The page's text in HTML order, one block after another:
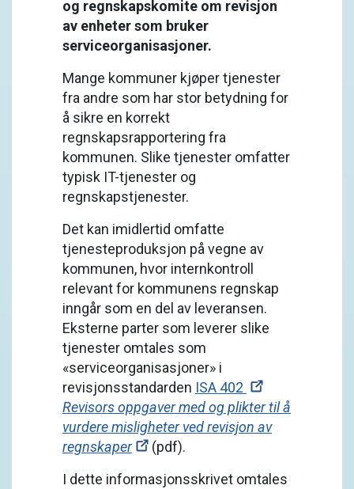
og regnskapskomite om revisjon
av enheter som bruker
serviceorganisasjoner.
Mange kommuner kjøper tjenester
fra andre som har stor betydning for
å sikre en korrekt
regnskapsrapportering fra
kommunen. Slike tjenester omfatter
typisk IT-tjenester og
regnskapstjenester.
Det kan imidlertid omfatte
tjenesteproduksjon på vegne av
kommunen, hvor internkontroll
relevant for kommunens regnskap
inngår som en del av leveransen.
Eksterne parter som leverer slike
tjenester omtales som
«serviceorganisasjoner» i
revisjonsstandarden ISA 402
Revisors oppgaver med og plikter til å
vurdere misligheter ved revisjon av
regnskaper
(pdf).
I dette informasjonsskrivet omtales